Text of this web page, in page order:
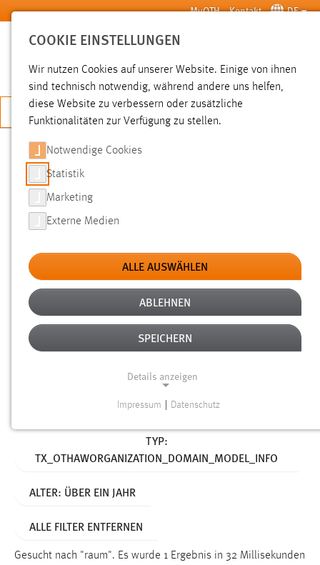
Zum Hauptinhalt springen MyOTH Kontakt DE
SUCHE
JETZT BEWERBEN
SUCHE
FILTER
Typ
Erstellungsdatum
Alter
TYP:
TX_OTHAWORGANIZATION_DOMAIN_MODEL_INFO
ALTER: ÜBER EIN JAHR
ALLE FILTER ENTFERNEN
Gesucht nach "raum". Es wurde 1 Ergebnis in 32 Millisekunden
COOKIE EINSTELLUNGEN
Wir nutzen Cookies auf unserer Website. Einige von ihnen
sind technisch notwendig, während andere uns helfen,
diese Website zu verbessern oder zusätzliche
Funktionalitäten zur Verfügung zu stellen.
Notwendige Cookies
Statistik
Marketing
Externe Medien
ALLE AUSWÄHLEN
ABLEHNEN
SPEICHERN
Details anzeigen
Notwendige Cookies ermöglichen grundlegende
Funktionen und sind für die einwandfreie Funktion der
cookie_consent
Impressum Datenschutz